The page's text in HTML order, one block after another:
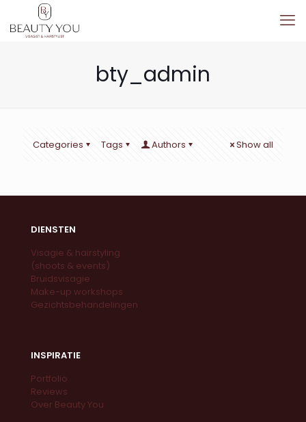
bty_admin
Categories Tags Authors Show all
DIENSTEN
Visagie & hairstyling
(shoots & events)
Bruidsvisagie
Make-up workshops
Gezichtsbehandelingen
INSPIRATIE
Portfolio
Reviews
Over Beauty You